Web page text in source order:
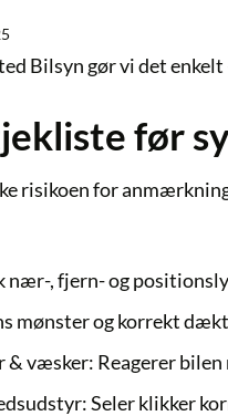
Bilsyn gør vi det
før
risikoen for
nær-, fjern- og
mønster og korrekt
& væsker: Reagerer
Seler klikker